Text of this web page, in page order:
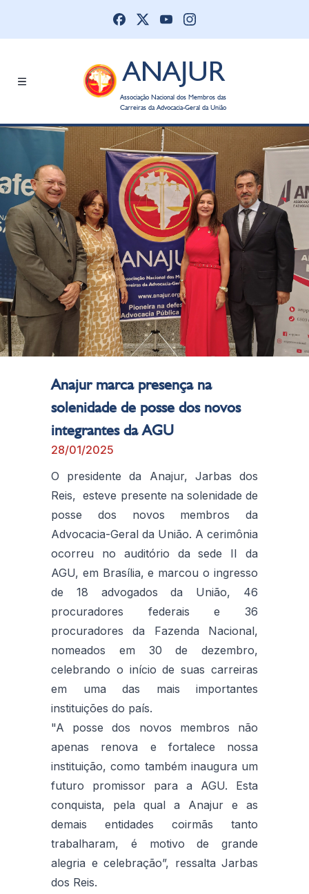
ANAJUR
Associação Nacional dos Membros das
Carreiras da Advocacia-Geral da União
Anajur marca presença na
solenidade de posse dos novos
integrantes da AGU
28/01/2025
O presidente da Anajur, Jarbas dos
Reis, esteve presente na solenidade de
posse dos novos membros da
Advocacia-Geral da União. A cerimônia
ocorreu no auditório da sede II da
AGU, em Brasília, e marcou o ingresso
de 18 advogados da União, 46
procuradores federais e 36
procuradores da Fazenda Nacional,
nomeados em 30 de dezembro,
celebrando o início de suas carreiras
em uma das mais importantes
instituições do país.
"A posse dos novos membros não
apenas renova e fortalece nossa
instituição, como também inaugura um
futuro promissor para a AGU. Esta
conquista, pela qual a Anajur e as
demais entidades coirmãs tanto
trabalharam, é motivo de grande
alegria e celebração”, ressalta Jarbas
dos Reis.